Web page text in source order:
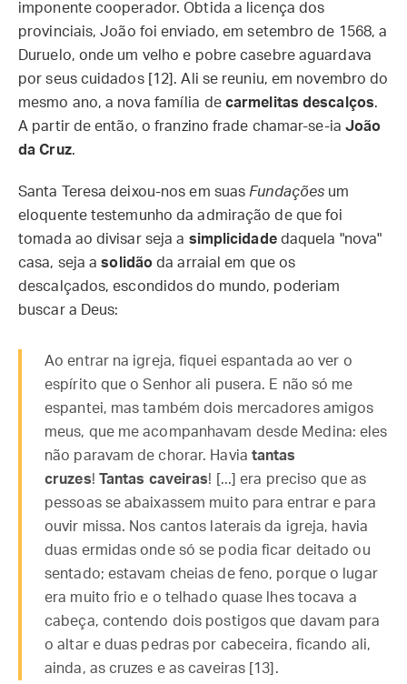
imponente cooperador. Obtida a licença dos
provinciais, João foi enviado, em setembro de 1568, a
Duruelo, onde um velho e pobre casebre aguardava
por seus cuidados [12]. Ali se reuniu, em novembro do
mesmo ano, a nova família de carmelitas descalços.
A partir de então, o franzino frade chamar-se-ia João
da Cruz.
Santa Teresa deixou-nos em suas Fundações um
eloquente testemunho da admiração de que foi
tomada ao divisar seja a simplicidadedaquela "nova"
casa, seja asolidão da arraial em que os
descalçados, escondidos do mundo, poderiam
buscar a Deus:
Ao entrar na igreja, fiquei espantada ao ver o
espírito que o Senhor ali pusera. E não só me
espantei, mas também dois mercadores amigos
meus, que me acompanhavam desde Medina: eles
não paravam de chorar. Havia tantas
cruzes! Tantas caveiras! [...] era preciso que as
pessoas se abaixassem muito para entrar e para
ouvir missa. Nos cantos laterais da igreja, havia
duas ermidas onde só se podia ficar deitado ou
sentado; estavam cheias de feno, porque o lugar
era muito frio e o telhado quase lhes tocava a
cabeça, contendo dois postigos que davam para
o altar e duas pedras por cabeceira, ficando ali,
ainda, as cruzes e as caveiras [13].